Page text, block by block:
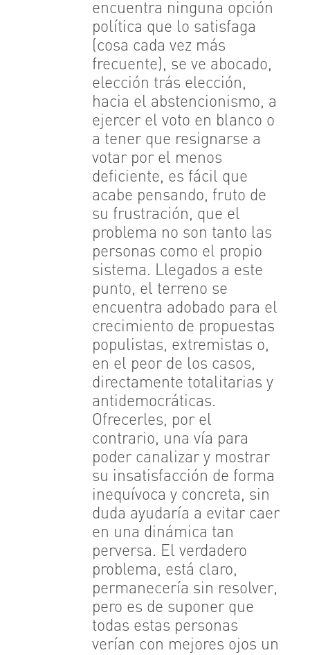
encuentra ninguna opción
política que lo satisfaga
(cosa cada vez más
frecuente), se ve abocado,
elección trás elección,
hacia el abstencionismo, a
ejercer el voto en blanco o
a tener que resignarse a
votar por el menos
deficiente, es fácil que
acabe pensando, fruto de
su frustración, que el
problema no son tanto las
personas como el propio
sistema. Llegados a este
punto, el terreno se
encuentra adobado para el
crecimiento de propuestas
populistas, extremistas o,
en el peor de los casos,
directamente totalitarias y
antidemocráticas.
Ofrecerles, por el
contrario, una vía para
poder canalizar y mostrar
su insatisfacción de forma
inequívoca y concreta, sin
duda ayudaría a evitar caer
en una dinámica tan
perversa. El verdadero
problema, está claro,
permanecería sin resolver,
pero es de suponer que
todas estas personas
verían con mejores ojos un